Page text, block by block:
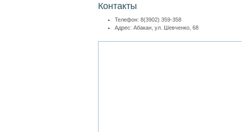
Контакты
Телефон: 8(3902) 359-358
Адрес: Абакан, ул. Шевченко, 68